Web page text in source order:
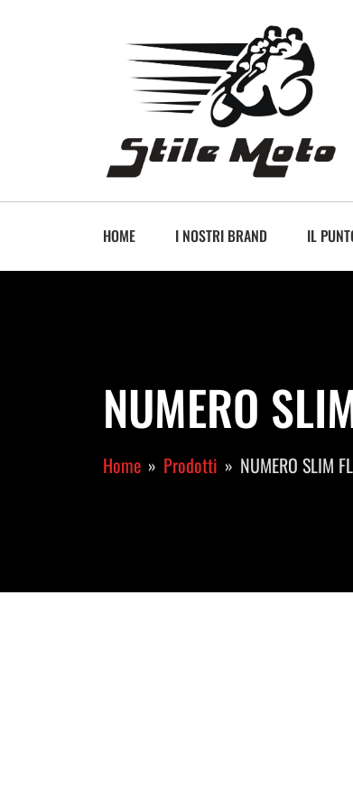
HOME I NOSTRI BRAND IL
NUMERO
Home Prodotti NUMERO SLIM